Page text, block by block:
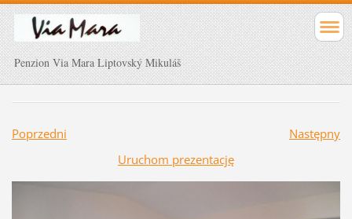
Penzion Via Mara Liptovský Mikuláš
Poprzedni
Następny
Uruchom prezentację